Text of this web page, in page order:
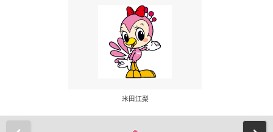
米田江梨